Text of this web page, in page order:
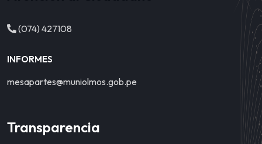
(074) 427108
INFORMES
mesapartes@muniolmos.gob.pe
Transparencia